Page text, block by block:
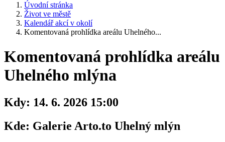
Úvodní stránka
Život ve městě
Kalendář akcí v okolí
Komentovaná prohlídka areálu Uhelného...
Komentovaná prohlídka areálu
Uhelného mlýna
Kdy: 14. 6. 2026 15:00
Kde: Galerie Arto.to Uhelný mlýn